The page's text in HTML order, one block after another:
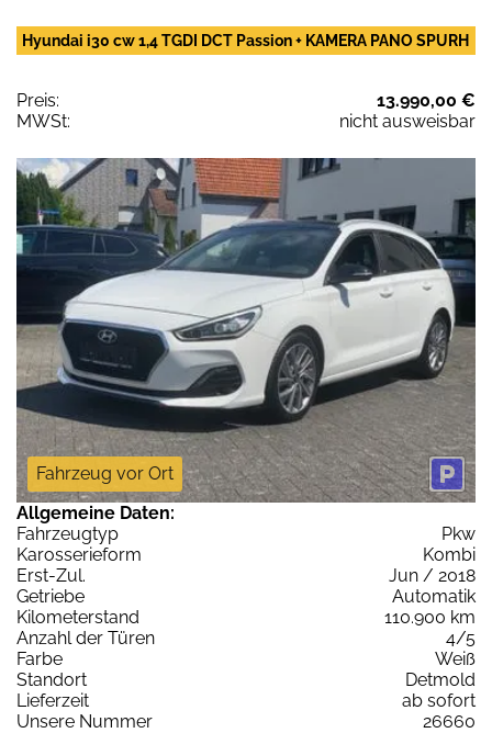
Hyundai i30 cw 1,4 TGDI DCT Passion + KAMERA PANO SPURH
Preis:
13.990,00 €
MWSt:
nicht ausweisbar
Fahrzeug vor Ort
Allgemeine Daten:
Fahrzeugtyp
Pkw
Karosserieform
Kombi
Erst-Zul.
Jun / 2018
Getriebe
Automatik
Kilometerstand
110.900 km
Anzahl der Türen
4/5
Farbe
Weiß
Standort
Detmold
Lieferzeit
ab sofort
Unsere Nummer
26660